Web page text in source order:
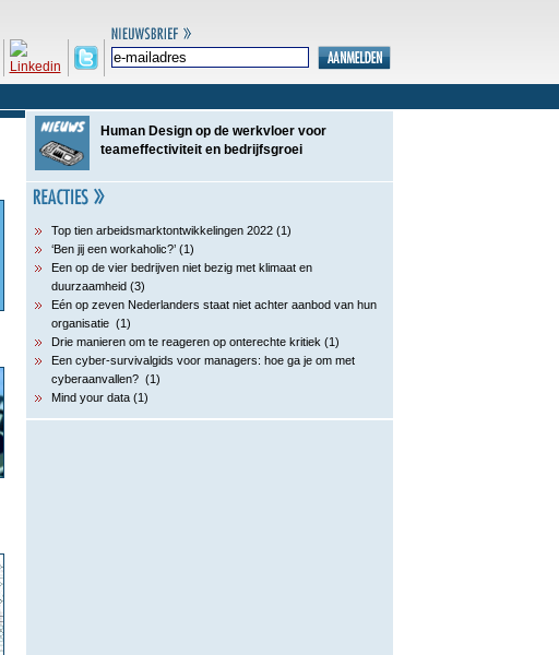
Human Design op de werkvloer voor
teameffectiviteit en bedrijfsgroei
Top tien arbeidsmarktontwikkelingen 2022 (1)
‘Ben jij een workaholic?’ (1)
Een op de vier bedrijven niet bezig met klimaat en
duurzaamheid (3)
Eén op zeven Nederlanders staat niet achter aanbod van hun
organisatie (1)
Drie manieren om te reageren op onterechte kritiek (1)
Een cyber-survivalgids voor managers: hoe ga je om met
cyberaanvallen? (1)
Mind your data (1)